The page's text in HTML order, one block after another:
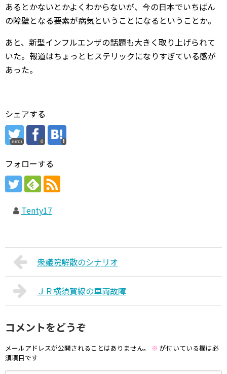
あるとかないとかよくわからないが、今の日本でいちばん
の障壁となる要素が病気ということになるということか。
あと、新型インフルエンザの話題も大きく取り上げられて
いた。報道はちょっとヒステリックになりすぎている感が
あった。
シェアする
error 0
フォローする
Tenty17
衆議院解散のシナリオ
ＪＲ横須賀線の車両故障
コメントをどうぞ
メールアドレスが公開されることはありません。 ※ が付いている欄は必
須項目です